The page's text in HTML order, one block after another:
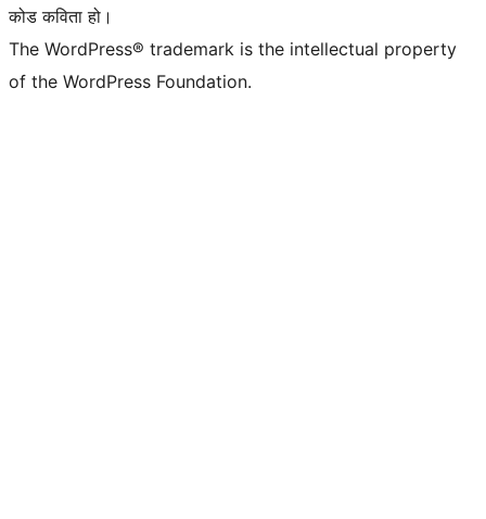
कोड कविता हो।
The WordPress® trademark is the intellectual property
of the WordPress Foundation.